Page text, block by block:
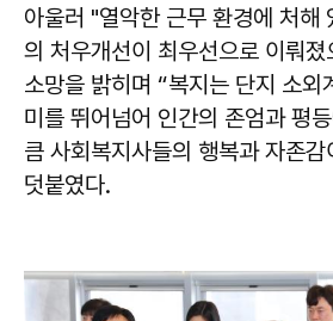
아울러 "열악한 근무 환경에 처해
의 처우개선이 최우선으로 이뤄졌
소망을 밝히며 “복지는 단지 소외
미를 뛰어넘어 인간의 존엄과 평
큼 사회복지사들의 행복과 자존
덧붙였다.